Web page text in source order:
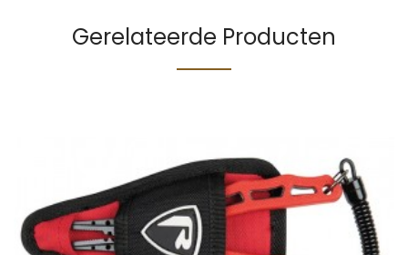
Gerelateerde Producten